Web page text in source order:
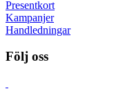
Presentkort
Kampanjer
Handledningar
Följ oss